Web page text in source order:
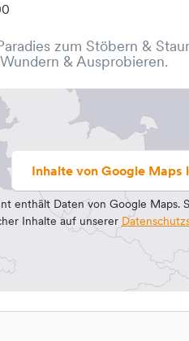
zum Stöbern &
& Ausprobieren.
Inhalte von Google Maps
enthält Daten von Google Maps.
Inhalte auf unserer